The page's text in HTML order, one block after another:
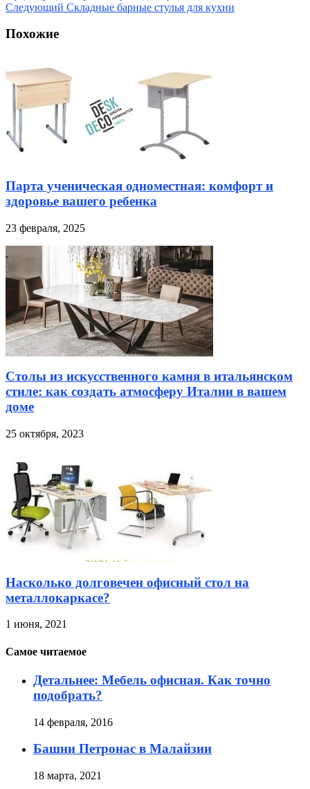
Следующий Складные барные стулья для кухни
Похожие
Парта ученическая одноместная: комфорт и
здоровье вашего ребенка
23 февраля, 2025
Столы из искусственного камня в итальянском
стиле: как создать атмосферу Италии в вашем
доме
25 октября, 2023
Насколько долговечен офисный стол на
металлокаркасе?
1 июня, 2021
Самое читаемое
Детальнее: Мебель офисная. Как точно
подобрать?
14 февраля, 2016
Башни Петронас в Малайзии
18 марта, 2021